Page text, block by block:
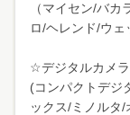
（マイセン/バ
ロ/ヘレンド/ウェ
☆デジタルカメラ
(コンパクトデジ
ックス/ミノルタ/